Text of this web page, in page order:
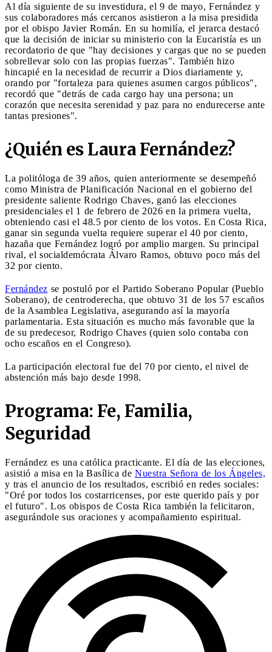
Al día siguiente de su investidura, el 9 de mayo, Fernández y
sus colaboradores más cercanos asistieron a la misa presidida
por el obispo Javier Román. En su homilía, el jerarca destacó
que la decisión de iniciar su ministerio con la Eucaristía es un
recordatorio de que "hay decisiones y cargas que no se pueden
sobrellevar solo con las propias fuerzas". También hizo
hincapié en la necesidad de recurrir a Dios diariamente y,
orando por "fortaleza para quienes asumen cargos públicos",
recordó que "detrás de cada cargo hay una persona; un
corazón que necesita serenidad y paz para no endurecerse ante
tantas presiones".
¿Quién es Laura Fernández?
La politóloga de 39 años, quien anteriormente se desempeñó
como Ministra de Planificación Nacional en el gobierno del
presidente saliente Rodrigo Chaves, ganó las elecciones
presidenciales el 1 de febrero de 2026 en la primera vuelta,
obteniendo casi el 48.5 por ciento de los votos. En Costa Rica,
ganar sin segunda vuelta requiere superar el 40 por ciento,
hazaña que Fernández logró por amplio margen. Su principal
rival, el socialdemócrata Álvaro Ramos, obtuvo poco más del
32 por ciento.
Fernández se postuló por el Partido Soberano Popular (Pueblo
Soberano), de centroderecha, que obtuvo 31 de los 57 escaños
de la Asamblea Legislativa, asegurando así la mayoría
parlamentaria. Esta situación es mucho más favorable que la
de su predecesor, Rodrigo Chaves (quien solo contaba con
ocho escaños en el Congreso).
La participación electoral fue del 70 por ciento, el nivel de
abstención más bajo desde 1998.
Programa: Fe, Familia,
Seguridad
Fernández es una católica practicante. El día de las elecciones,
asistió a misa en la Basílica de Nuestra Señora de los Ángeles,
y tras el anuncio de los resultados, escribió en redes sociales:
"Oré por todos los costarricenses, por este querido país y por
el futuro". Los obispos de Costa Rica también la felicitaron,
asegurándole sus oraciones y acompañamiento espiritual.